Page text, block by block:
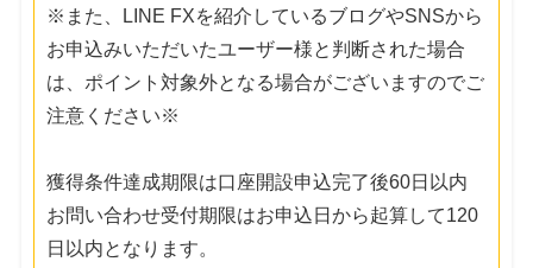
※また、LINE FXを紹介しているブログやSNSから
お申込みいただいたユーザー様と判断された場合
は、ポイント対象外となる場合がございますのでご
注意ください※
獲得条件達成期限は口座開設申込完了後60日以内
お問い合わせ受付期限はお申込日から起算して120
日以内となります。